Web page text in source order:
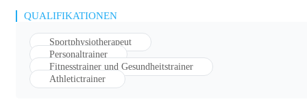
QUALIFIKATIONEN
Sportphysiotherapeut
Personaltrainer
Fitnesstrainer und Gesundheitstrainer
Athletictrainer